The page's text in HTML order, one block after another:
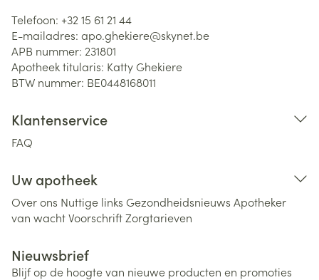
Telefoon: +32 15 61 21 44
E-mailadres: apo.ghekiere@skynet.be
APB nummer: 231801
Apotheek titularis: Katty Ghekiere
BTW nummer: BE0448168011
Klantenservice
FAQ
Uw apotheek
Over ons Nuttige links Gezondheidsnieuws Apotheker
van wachtVoorschriftZorgtarieven
Nieuwsbrief
Blijf op de hoogte van nieuwe producten en promoties